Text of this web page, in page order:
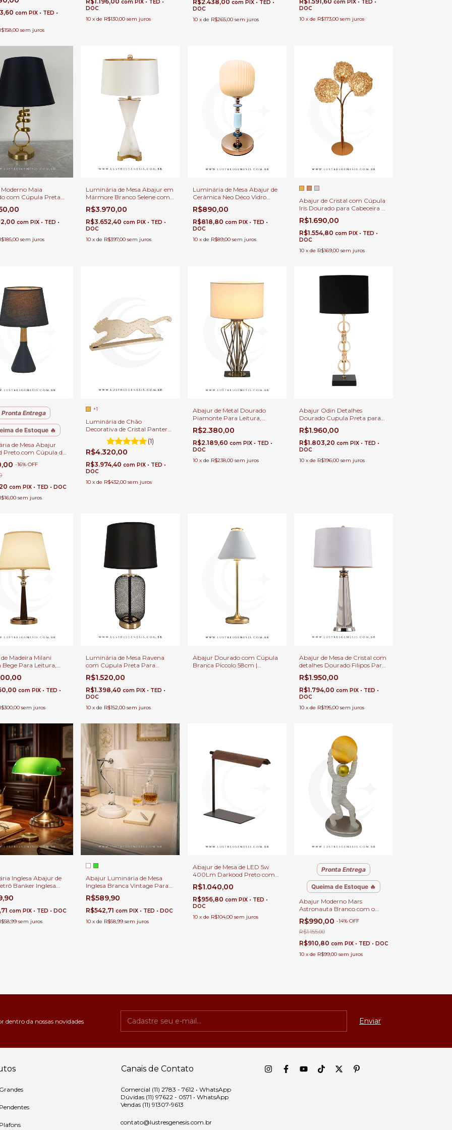
com PIX • TED •
sem juros
com PIX • TED •
DOC
10 xde R$130,00 sem juros
R$2.438,00 com PIX • TED •
DOC
10 x de R$265,00 sem juros
com PIX • TED •
DOC
10 x de R$173,00 sem juros
Maia
com Cúpula Preta
de Estar, Quartos,
de Cama, Escritório
com PIX • TED •
sem juros
Luminária de Mesa Abajur em
Mármore Branco Selene com
Cupula Para Cabeceira de
Cama, Salas e Quartos
R$3.970,00
R$3.652,40com PIX • TED •
DOC
10 xde R$397,00 sem juros
Luminária de Mesa Abajur de
Cerâmica Neo Déco Vidro
Branco 48x18cm Milkie 1x E27
Para Quartos, Escritório e Sala
R$890,00
R$818,80 com PIX • TED •
DOC
10 x de R$89,00 sem juros
Abajur de Cristal com Cúpula
Iris Dourado para Cabeceira de
Cama, Penteadeira e
Escrivaninhas | Lampluz
R$1.690,00
R$1.554,80 com PIX • TED •
DOC
10 x de R$169,00 sem juros
Pronta Entrega
de Estoque 🔥
de Mesa Abajur
Preto com Cúpula de
Preto Para Leitura,
Escritório e
-16% OFF
com PIX • TED • DOC
sem juros
+1
Luminária de Chão
Decorativa de Cristal Pantera
120cm Dourada Para Sala de
Estar, Escritórios e Hall de
Entrada
(1)
R$4.320,00
R$3.974,40com PIX • TED •
DOC
10 xde R$432,00 sem juros
Abajur de Metal Dourado
Piamonte Para Leitura,
Quartos, Escritório e
Escrivaninhas
R$2.380,00
R$2.189,60 com PIX • TED •
DOC
10 x de R$238,00 sem juros
Abajur Odin Detalhes
Dourado Cupula Preta para
Sala de Estar e Cabeceira de
Cama
R$1.960,00
R$1.803,20 com PIX • TED •
DOC
10 x de R$196,00 sem juros
Madeira Milani
Bege Para Leitura,
Escritório e
com PIX • TED •
sem juros
Luminária de Mesa Ravena
com Cúpula Preta Para
Cabeceira de Cama, Quartos e
Salas
R$1.520,00
R$1.398,40com PIX • TED •
DOC
10 xde R$152,00 sem juros
Abajur Dourado com Cúpula
Branca Piccolo 58cm |
Abajur de Mesa de Cristal com
detalhes Dourado Filipos Para
Cabeceira de cama, Quartos e
Sala
R$1.950,00
R$1.794,00 com PIX • TED •
DOC
10 x de R$195,00 sem juros
Inglesa Abajur de
Banker Inglesa
Verde Para Mesa de
Escritório, Biblioteca e
Jogocom PIX • TED • DOC
sem juros
Abajur Luminária de Mesa
Inglesa Branca Vintage Para
Mesa de Leitura, Escritório,
Biblioteca e Salas de Jogo
R$589,90
R$542,71com PIX • TED • DOC
10 xde R$58,99 sem juros
Abajur de Mesa de LED 5w
400Lm Darkood Preto com
Madeira 48x40cm Para
Quarto, Cabeceira e Sala
R$1.040,00
R$956,80 com PIX • TED •
DOC
10 x de R$104,00 sem juros
Pronta Entrega
Queima de Estoque 🔥
Abajur Moderno Mars
Astronauta Branco com o
Planeta Marte Para
Decoração Quarto Infantil e
Cabeceira de Cama
R$990,00 -14% OFF
R$1.155,00
R$910,80 com PIX • TED • DOC
10 x de R$99,00 sem juros
dentro da nossas novidades
Canais de Contato
Comercial (11) 2783 - 7612 • WhatsApp
Dúvidas (11) 97622 - 0571 • WhatsApp
Vendas (11) 91307-9613
contato@lustresgenesis.com.br